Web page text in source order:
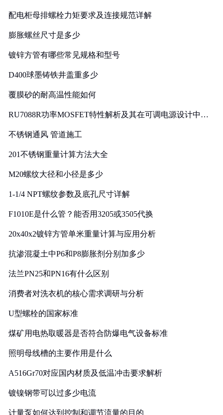
配电柜母排螺栓力矩要求及连接规范详解
膨胀螺丝尺寸是多少
镀锌方管有哪些常见规格和型号
D400球墨铸铁井盖重多少
覆膜砂的耐高温性能如何
RU7088R功率MOSFET特性解析及其在可调电源设计中的
不锈钢通风 管道施工
201不锈钢重量计算方法大全
M20螺纹大径和小径是多少
1-1/4 NPT螺纹参数及底孔尺寸详解
F1010E是什么管？能否用3205或3505代换
20x40x2镀锌方管单米重量计算与应用分析
抗渗混凝土中P6和P8膨胀剂分别加多少
法兰PN25和PN16有什么区别
消费者对洗衣机的核心需求调研与分析
U型螺栓的国家标准
煤矿用电热取暖器是否符合防爆电气设备标准
照明母线槽的主要作用是什么
A516Gr70对应国内材质及低温冲击要求解析
镀镍钢带可以过多少电流
计量泵如何达到控制和调节流量的目的